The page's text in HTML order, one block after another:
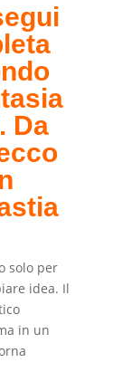
Da
solo per
idea. Il
in un